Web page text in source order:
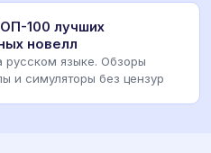
100 лучших
новелл
языке. Обзоры
и симуляторы без цензур